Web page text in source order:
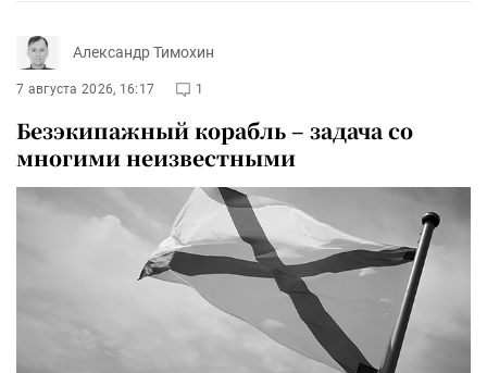
Александр Тимохин
7 августа 2026, 16:17 1
Безэкипажный корабль – задача со
многими неизвестными